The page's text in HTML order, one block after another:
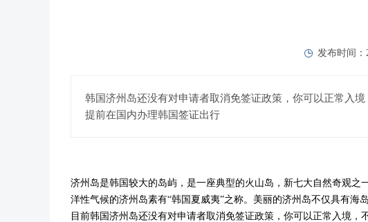
查询签证被拒签的真实原因
EVUS登记
发布时间：
韩国济州岛还没有对申请者取消免签证政策，你可以正常入
提前在国内办理韩国签证出行
济州岛是韩国较大的岛屿，是一座典型的火山岛，新七大自然奇观
洋性气候的济州岛素有“韩国夏威夷”之称。美丽的济州岛不仅具有海
目前韩国济州岛还没有对申请者取消免签证政策，你可以正常入境